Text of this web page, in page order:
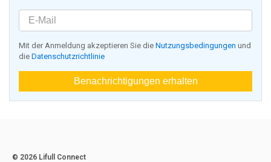
Mit der Anmeldung akzeptieren Sie die Nutzungsbedingungen und
die Datenschutzrichtlinie
Benachrichtigungen erhalten
© 2026 Lifull Connect